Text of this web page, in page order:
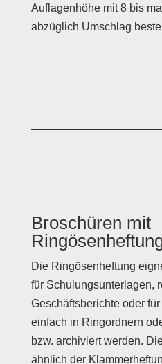
Auflagenhöhe mit 8 bis
abzüglich Umschlag
Broschüren mit
Die Ringösenheftung
für Schulungsunterlagen,
Geschäftsberichte oder
einfach in Ringordnern
bzw. archiviert werden.
ähnlich der